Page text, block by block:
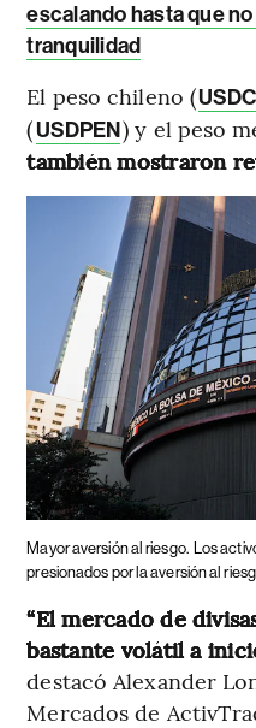
escalando hasta que
tranquilidad
El peso chileno (
(USDPEN) y el peso
también mostraron
Mayor aversión al riesgo. Los
presionados por la aversión al
“El mercado de
bastante volátil a
destacó Alexander
Mercados de